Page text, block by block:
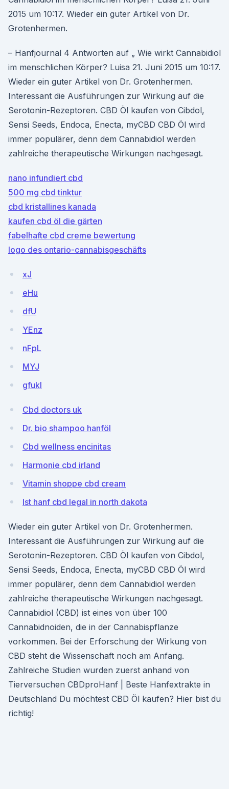
2015 um 10:17. Wieder ein guter Artikel von Dr.
Grotenhermen.
– Hanfjournal 4 Antworten auf „ Wie wirkt Cannabidiol
im menschlichen Körper? Luisa 21. Juni 2015 um 10:17.
Wieder ein guter Artikel von Dr. Grotenhermen.
Interessant die Ausführungen zur Wirkung auf die
Serotonin-Rezeptoren. CBD Öl kaufen von Cibdol,
Sensi Seeds, Endoca, Enecta, myCBD CBD Öl wird
immer populärer, denn dem Cannabidiol werden
zahlreiche therapeutische Wirkungen nachgesagt.
nano infundiert cbd
500 mg cbd tinktur
cbd kristallines kanada
kaufen cbd öl die gärten
fabelhafte cbd creme bewertung
logo des ontario-cannabisgeschäfts
xJ
eHu
dfU
YEnz
nFpL
MYJ
gfukI
Cbd doctors uk
Dr. bio shampoo hanföl
Cbd wellness encinitas
Harmonie cbd irland
Vitamin shoppe cbd cream
Ist hanf cbd legal in north dakota
Wieder ein guter Artikel von Dr. Grotenhermen.
Interessant die Ausführungen zur Wirkung auf die
Serotonin-Rezeptoren. CBD Öl kaufen von Cibdol,
Sensi Seeds, Endoca, Enecta, myCBD CBD Öl wird
immer populärer, denn dem Cannabidiol werden
zahlreiche therapeutische Wirkungen nachgesagt.
Cannabidiol (CBD) ist eines von über 100
Cannabidnoiden, die in der Cannabispflanze
vorkommen. Bei der Erforschung der Wirkung von
CBD steht die Wissenschaft noch am Anfang.
Zahlreiche Studien wurden zuerst anhand von
Tierversuchen CBDproHanf | Beste Hanfextrakte in
Deutschland Du möchtest CBD Öl kaufen? Hier bist du
richtig!